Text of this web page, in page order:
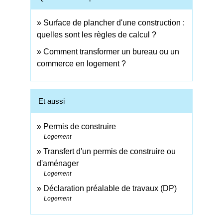
Surface de plancher d'une construction :
quelles sont les règles de calcul ?
Comment transformer un bureau ou un
commerce en logement ?
Et aussi
Permis de construire
Logement
Transfert d'un permis de construire ou
d'aménager
Logement
Déclaration préalable de travaux (DP)
Logement